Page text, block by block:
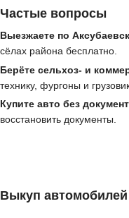
Частые вопросы
Выезжаете по
сёлах района бесплатно.
Берёте сельхоз- и
технику, фургоны и
Купите авто без
восстановить документы.
Выкуп